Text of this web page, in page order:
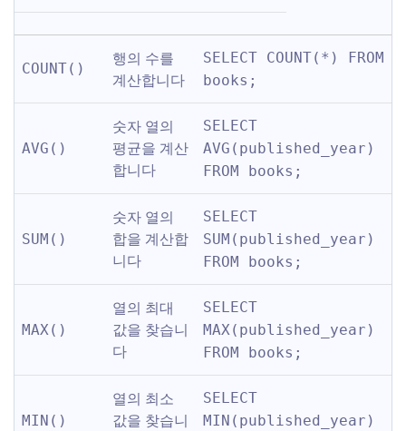
COUNT()
행의 수를
계산합니다
SELECT COUNT(*) FROM
books;
AVG()
숫자 열의
평균을 계산
합니다
SELECT
AVG(published_year)
FROM books;
SUM()
숫자 열의
합을 계산합
니다
SELECT
SUM(published_year)
FROM books;
MAX()
열의 최대
값을 찾습니
다
SELECT
MAX(published_year)
FROM books;
MIN()
열의 최소
값을 찾습니
SELECT
MIN(published_year)